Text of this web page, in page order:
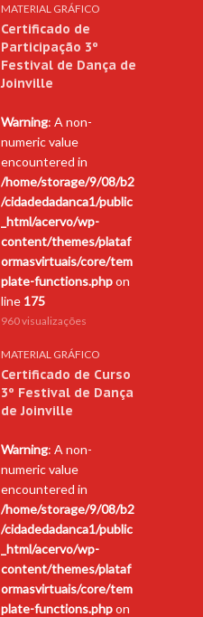
MATERIAL GRÁFICO
Certificado de
Participação 3º
Festival de Dança de
Joinville
Warning: A non-
numeric value
encountered in
/home/storage/9/08/b2
/cidadedadanca1/public
_html/acervo/wp-
content/themes/plataf
ormasvirtuais/core/tem
plate-functions.phpon
line 175
960 visualizações
MATERIAL GRÁFICO
Certificado de Curso
3º Festival de Dança
de Joinville
Warning: A non-
numeric value
encountered in
/home/storage/9/08/b2
/cidadedadanca1/public
_html/acervo/wp-
content/themes/plataf
ormasvirtuais/core/tem
plate-functions.phpon